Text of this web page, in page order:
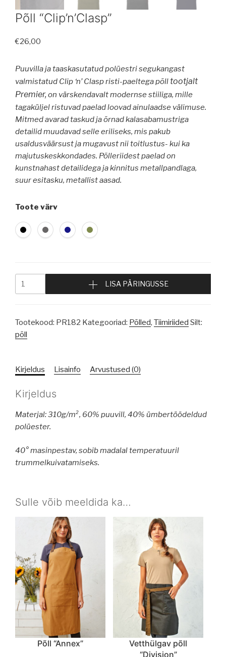
Põll “Clip’n’Clasp”
€26,00
Puuvilla ja taaskasutatud polüestri segukangast
valmistatud Clip ‘n’ Clasp risti-paeltega põll tootjalt
Premier, on värskendavalt modernse stiiliga, mille
tagaküljel ristuvad paelad loovad ainulaadse välimuse.
Mitmed avarad taskud ja õrnad kalasabamustriga
detailid muudavad selle eriliseks, mis pakub
usaldusväärsust ja mugavust nii toitlustus- kui ka
majutuskeskkondades. Põlleriidest paelad on
kunstnahast detailidega ja kinnitus metallpandlaga,
suur esitasku, metallist aasad.
Toote värv
LISA PÄRINGUSSE
Tootekood: PR182 Kategooriad: Põlled, Tiimiriided Silt:
põll
Kirjeldus Lisainfo Arvustused (0)
Kirjeldus
Materjal: 310g/m², 60% puuvill, 40% ümbertöödeldud
polüester.
40° masinpestav, sobib madalal temperatuuril
trummelkuivatamiseks.
Sulle võib meeldida ka…
Põll “Annex”
Vetthülgav põll
“Division”